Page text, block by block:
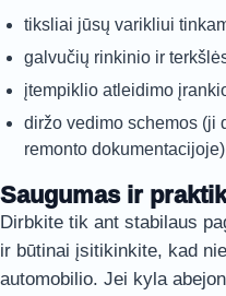
tiksliai jūsų varikliui
galvučių rinkinio ir
įtempiklio atleidimo
diržo vedimo schemos (ji
remonto dokumentacijoje)
Saugumas ir
Dirbkite tik ant stabilaus
ir būtinai įsitikinkite, kad
automobilio. Jei kyla